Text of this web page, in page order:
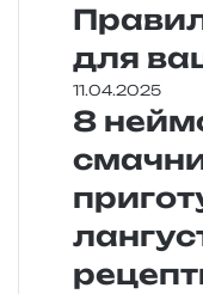
для
11.04.2025
8